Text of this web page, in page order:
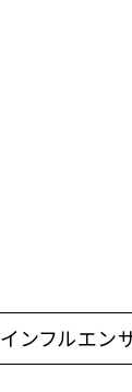
インフルエン